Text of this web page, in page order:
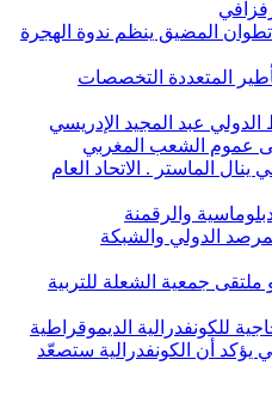
المضيق ينظم ندوة الهجرة
المتعددة التخصصات
عبد المجيد الإدريسي
عموم الشعب المغربي
الماستر . الاتحاد العام
والرقمنة
الدولي والشبكة
جمعية الشعلة للتربية
للكونفدرالية الديموقراطية
يؤكد أن الكونفدرالية ستصعّد